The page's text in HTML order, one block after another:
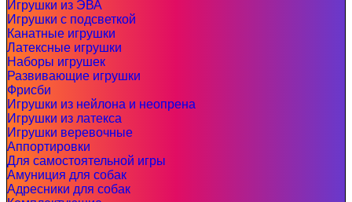
Игрушки из ЭВА
Игрушки с подсветкой
Канатные игрушки
Латексные игрушки
Наборы игрушек
Развивающие игрушки
Фрисби
Игрушки из нейлона и неопрена
Игрушки из латекса
Игрушки веревочные
Аппортировки
Для самостоятельной игры
Амуниция для собак
Адресники для собак